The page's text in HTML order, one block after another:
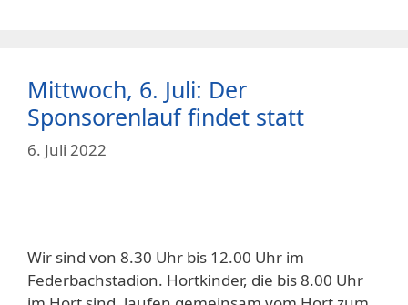
Mittwoch, 6. Juli: Der
Sponsorenlauf findet statt
6. Juli 2022
Wir sind von 8.30 Uhr bis 12.00 Uhr im
Federbachstadion. Hortkinder, die bis 8.00 Uhr